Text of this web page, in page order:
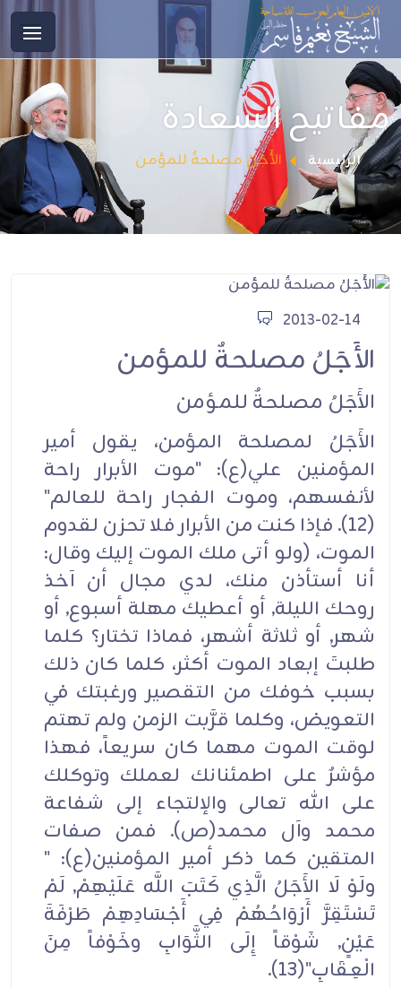
مفاتيح السعادة
الرئيسية الأَجَلُ مصلحةٌ للمؤمن
2013-02-14
الأَجَلُ مصلحةٌ للمؤمن
الأَجَلُ مصلحةٌ للمؤمن
الأَجَلُ لمصلحة المؤمن، يقول أمير
المؤمنين علي(ع): "موت الأبرار راحة
لأنفسهم، وموت الفجار راحة للعالم"
(12). فإذا كنت من الأبرار فلا تحزن لقدوم
الموت، (ولو أتى ملك الموت إليك وقال:
أنا أستأذن منك، لدي مجال أن آخذ
روحك الليلة, أو أعطيك مهلة أسبوع, أو
شهر, أو ثلاثة أشهر، فماذا تختار؟ كلما
طلبتَ إبعاد الموت أكثر، كلما كان ذلك
بسبب خوفك من التقصير ورغبتك في
التعويض، وكلما قرَّبت الزمن ولم تهتم
لوقت الموت مهما كان سريعاً، فهذا
مؤشرٌ على اطمئنانك لعملك وتوكلك
على الله تعالى والإلتجاء إلى شفاعة
محمد وآل محمد(ص). فمن صفات
المتقين كما ذكر أمير المؤمنين(ع): "
ولَوْ لَا الأَجَلُ الَّذِي كَتَبَ اللَّه عَلَيْهِمْ, لَمْ
تَسْتَقِرَّ أَرْوَاحُهُمْ فِي أَجْسَادِهِمْ طَرْفَةَ
عَيْنٍ, شَوْقاً إِلَى الثَّوَابِ وخَوْفاً مِنَ
الْعِقَابِ"(13).